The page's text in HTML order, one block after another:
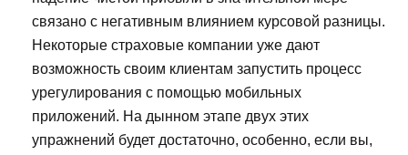
связано с негативным влиянием курсовой разницы.
Некоторые страховые компании уже дают
возможность своим клиентам запустить процесс
урегулирования с помощью мобильных
приложений. На дынном этапе двух этих
упражнений будет достаточно, особенно, если вы,